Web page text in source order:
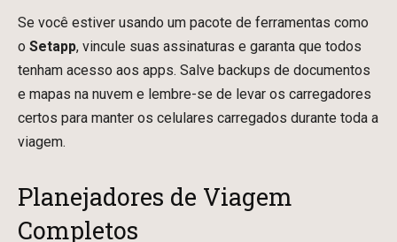
Se você estiver usando um pacote de ferramentas como
o Setapp, vincule suas assinaturas e garanta que todos
tenham acesso aos apps. Salve backups de documentos
e mapas na nuvem e lembre-se de levar os carregadores
certos para manter os celulares carregados durante toda a
viagem.
Planejadores de Viagem
Completos